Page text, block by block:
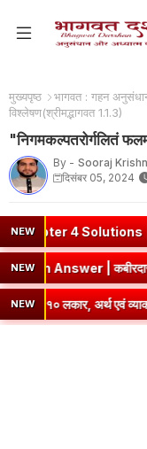
मुख्यपृष्ठ भागवत : गहन
विश्लेषण(श्रीमद्भागवत 1.1.3)
"निगमकल्पतरोर्गलितं
By - Sooraj
दिसंबर 05, 2024
NEW
Solutions | अहं च त्वं च
NEW& Question
NEW
लकार, अर्थ एवं व्याकरण |